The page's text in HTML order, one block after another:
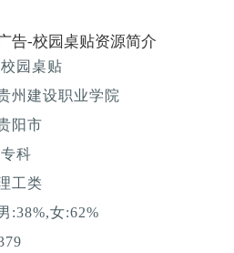
告-校园桌贴资源简介
园桌贴
州建设职业学院
阳市
科
工类
:38%,女:62%